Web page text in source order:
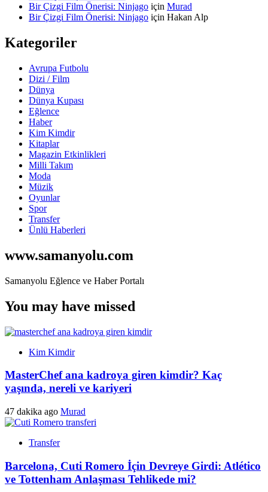
Bir Çizgi Film Önerisi: Ninjago için Murad
Bir Çizgi Film Önerisi: Ninjago için Hakan Alp
Kategoriler
Avrupa Futbolu
Dizi / Film
Dünya
Dünya Kupası
Eğlence
Haber
Kim Kimdir
Kitaplar
Magazin Etkinlikleri
Milli Takım
Moda
Müzik
Oyunlar
Spor
Transfer
Ünlü Haberleri
www.samanyolu.com
Samanyolu Eğlence ve Haber Portalı
You may have missed
Kim Kimdir
MasterChef ana kadroya giren kimdir? Kaç
yaşında, nereli ve kariyeri
47 dakika ago Murad
Transfer
Barcelona, Cuti Romero İçin Devreye Girdi: Atlético
ve Tottenham Anlaşması Tehlikede mi?